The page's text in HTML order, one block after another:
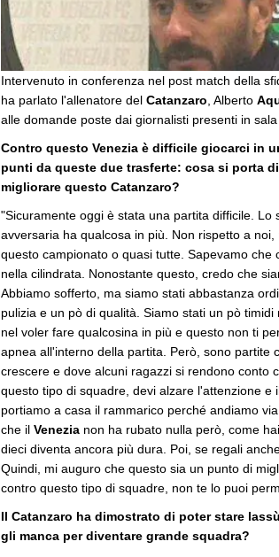
Intervenuto in conferenza nel post match della
ha parlato l'allenatore del Catanzaro , Alberto
alle domande poste dai giornalisti presenti in sala
Contro questo Venezia è difficile giocarci in
punti da queste due trasferte: cosa si porta
migliorare questo Catanzaro?
"Sicuramente oggi è stata una partita difficile. Lo
avversaria ha qualcosa in più. Non rispetto a
questo campionato o quasi tutte. Sapevamo
nella cilindrata. Nonostante questo, credo che
Abbiamo sofferto, ma siamo stati abbastanza
pulizia e un pò di qualità. Siamo stati un pò
nel voler fare qualcosina in più e questo non ti
apnea all'interno della partita. Però, sono partite
crescere e dove alcuni ragazzi si rendono conto
questo tipo di squadre, devi alzare l'attenzione e
portiamo a casa il rammarico perché andiamo
che il Venezia non ha rubato nulla però, come
dieci diventa ancora più dura. Poi, se regali
Quindi, mi auguro che questo sia un punto di
contro questo tipo di squadre, non te lo puoi
Il Catanzaro ha dimostrato di poter stare
gli manca per diventare grande squadra?